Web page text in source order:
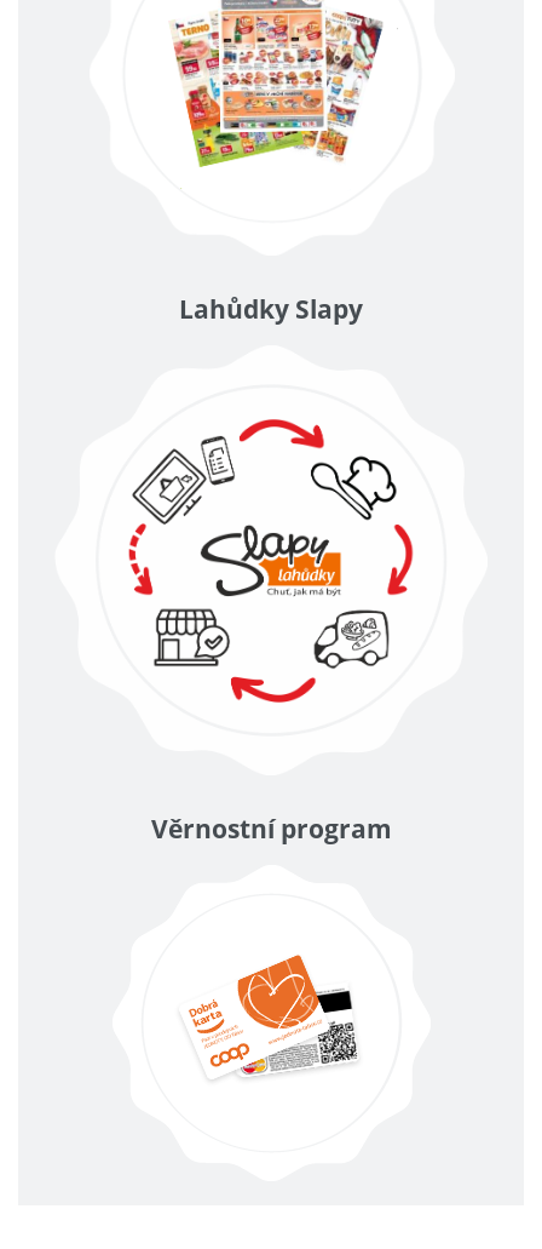
Lahůdky Slapy
Věrnostní program